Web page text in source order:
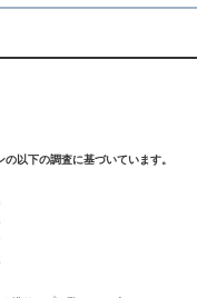
以下の調査に基づいています。